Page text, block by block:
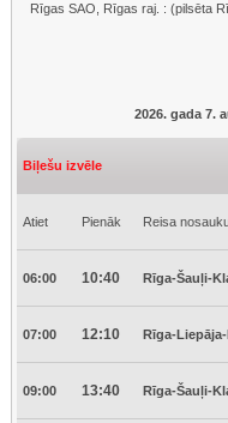
Rīgas SAO, Rīgas raj. : (pilsēta
2026. gada 7.
Biļešu izvēle
Atiet Pienāk Reisa
06:00 10:40 Rīga-Šauļi-
07:00 12:10 Rīga-
09:00 13:40 Rīga-Šauļi-